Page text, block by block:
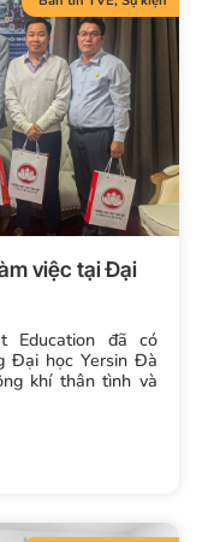
việc tại Đại
Education đã có
Đại học Yersin Đà
khí thân tình và